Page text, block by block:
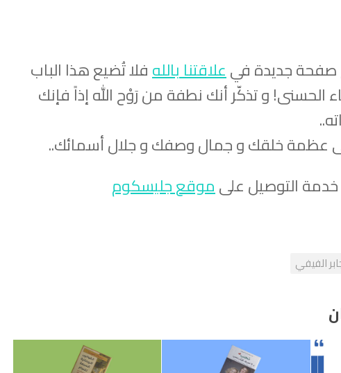
صفحة جديدة فيعلاقتنا باللهفلا تُضيع هذا الباب
الحسنى! و تذكّر أنك نطفة من رَوْح الله إذاً فإنك
عظمة خلقك و جمال وصفك و جلال أسمائك..
خدمة التوصيل علىموقع جليسكوم
الفيفي